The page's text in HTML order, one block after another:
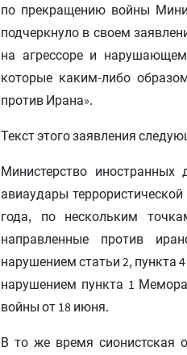
по прекращению войны
подчеркнуло в своем
на агрессоре и
которые каким-либо
против Ирана».
Текст этого заявления
Министерство
авиаудары
года, по нескольким
направленные против
нарушением статьи 2, пункта
нарушением пункта 1
войны от 18 июня.
В то же время сионистская